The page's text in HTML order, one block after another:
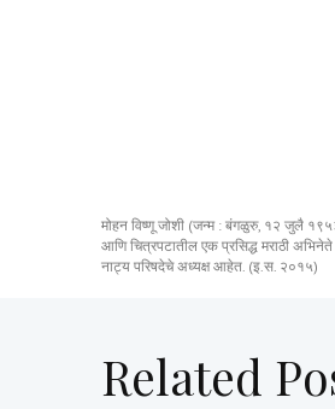
मोहन विष्णू जोशी (जन्म : बंगळुरु, १२ जुलै
आणि चित्रपटातील एक प्रसिद्ध मराठी
नाट्य परिषदेचे अध्यक्ष आहेत. (इ.स. २०१५)
Related